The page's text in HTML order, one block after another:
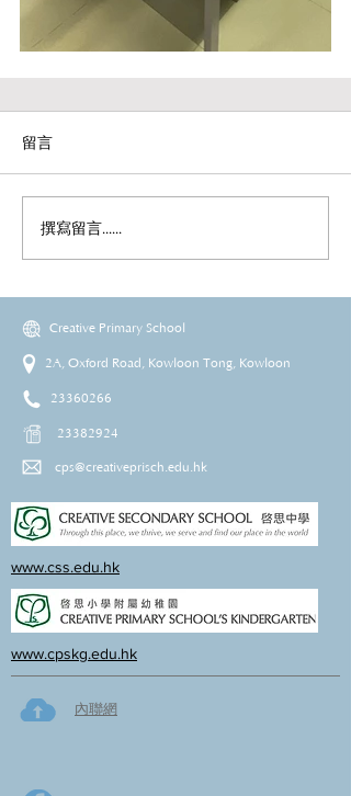
留言
撰寫留言......
Creative Primary School
2A, Oxford Road, Kowloon Tong, Kowloon
23360266
23382924
cps@creativeprisch.edu.hk
www.css.edu.hk
www.cpskg.edu.hk
內聯網